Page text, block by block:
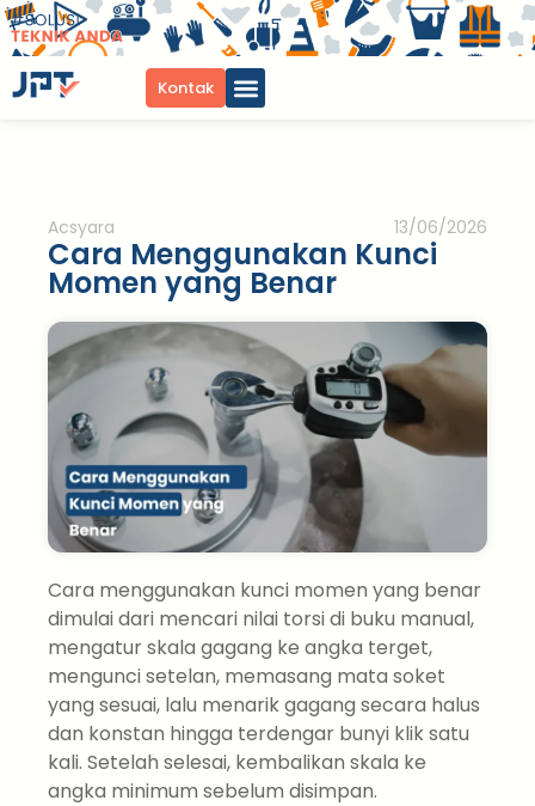
Kontak
Acsyara 13/06/2026
Cara Menggunakan Kunci
Momen yang Benar
Cara menggunakan kunci momen yang benar
dimulai dari mencari nilai torsi di buku manual,
mengatur skala gagang ke angka terget,
mengunci setelan, memasang mata soket
yang sesuai, lalu menarik gagang secara halus
dan konstan hingga terdengar bunyi klik satu
kali. Setelah selesai, kembalikan skala ke
angka minimum sebelum disimpan.